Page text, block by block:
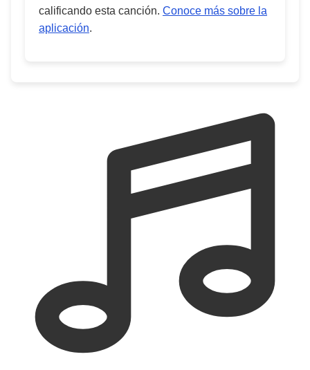
calificando esta canción. Conoce más sobre la
aplicación.